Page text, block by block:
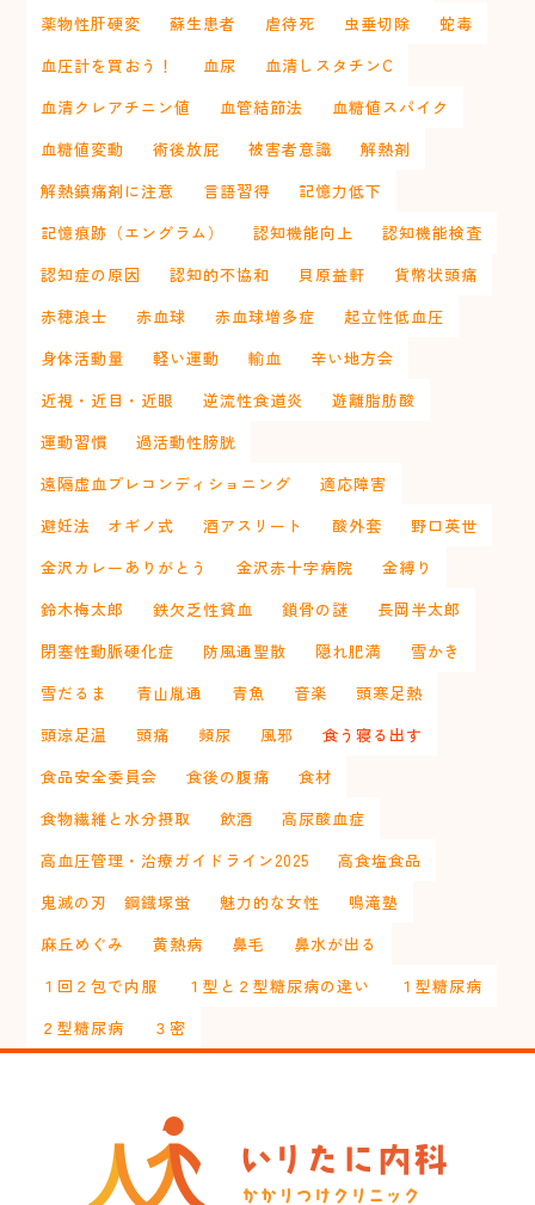
薬物性肝硬変
蘇生患者 虐待死 虫垂切除
蛇毒
血圧計を買おう！
血尿
血清しスタチンC
血清クレアチニン値
血管結節法
血糖値スパイク
血糖値変動
術後放屁 被害者意識
解熱剤
解熱鎮痛剤に注意
言語習得
記憶力低下
記憶痕跡（エングラム）
認知機能向上
認知機能検査
認知症の原因
認知的不協和 貝原益軒
貨幣状頭痛
赤穂浪士
赤血球 赤血球増多症
起立性低血圧
身体活動量
軽い運動 輸血
辛い地方会
近視・近目・近眼
逆流性食道炎
遊離脂肪酸
運動習慣
過活動性膀胱
遠隔虚血プレコンディショニング
適応障害
避妊法 オギノ式
酒アスリート 酸外套
野口英世
金沢カレーありがとう
金沢赤十字病院
金縛り
鈴木梅太郎
鉄欠乏性貧血 鎖骨の謎
長岡半太郎
閉塞性動脈硬化症
防風通聖散 隠れ肥満
雪かき
雪だるま
青山胤通 青魚 音楽
頭寒足熱
頭涼足温
頭痛 頻尿 風邪
食う寝る出す
食品安全委員会
食後の腹痛
食材
食物繊維と水分摂取
飲酒
高尿酸血症
高血圧管理・治療ガイドライン2025
高食塩食品
鬼滅の刃 鋼鐡塚蛍
魅力的な女性
鳴滝塾
麻丘めぐみ
黄熱病 鼻毛
鼻水が出る
１回２包で内服
１型と２型糖尿病の違い
１型糖尿病
２型糖尿病
３密